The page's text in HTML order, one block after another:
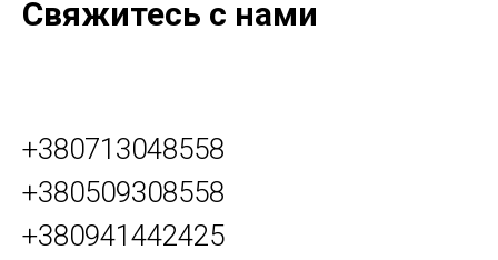
Свяжитесь с нами
+380713048558
+380509308558
+380941442425